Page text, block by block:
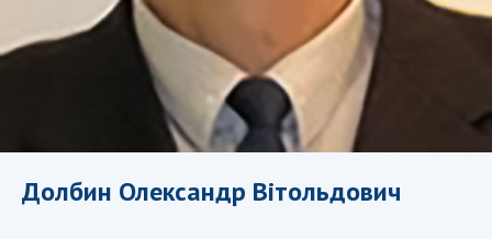
Наукові центри МОН та НАН України
Громадські організації
ДІЯЛЬНІСТЬ
Долбин Олександр Вітольдович